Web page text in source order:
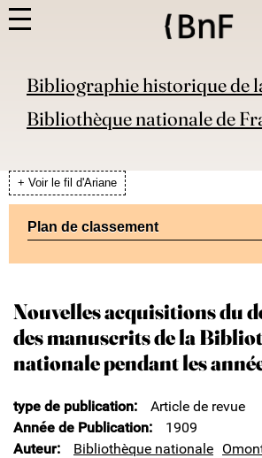
Bibliographie historique de
Bibliothèque nationale de
+ Voir le fil d'Ariane
Plan de classement
Nouvelles acquisitions du
des manuscrits de la
nationale pendant les
type de publication
Article de revue
Année de Publication
1909
Auteur
Bibliothèque nationale